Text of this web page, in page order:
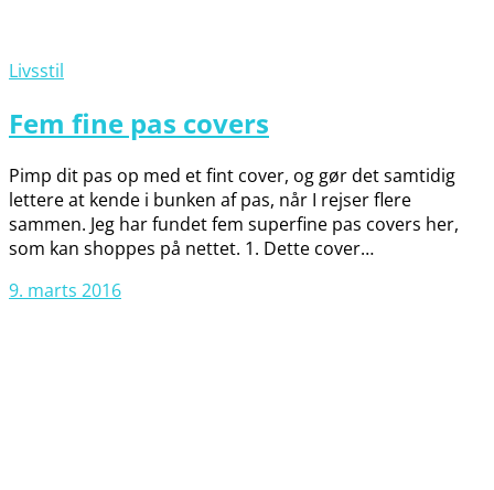
Livsstil
Fem fine pas covers
Pimp dit pas op med et fint cover, og gør det samtidig
lettere at kende i bunken af pas, når I rejser flere
sammen. Jeg har fundet fem superfine pas covers her,
som kan shoppes på nettet. 1. Dette cover…
9. marts 2016